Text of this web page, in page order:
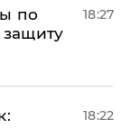
по
18:27
18:22